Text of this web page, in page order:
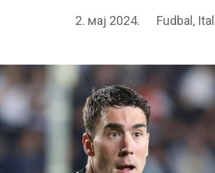
2. мај 2024. Fudbal ,